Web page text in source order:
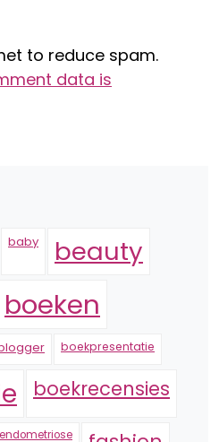
to reduce spam.
data is
baby beauty
boeken
boekpresentatie
boekrecensies
endometriose